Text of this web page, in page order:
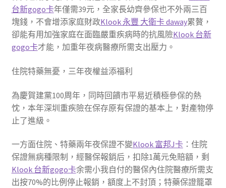
台新gogo卡年僅需39元，全家長幼齊參保也不外兩三百
塊錢，不會增添家庭財政Klook 永豐 大衛卡 daway累贅，
卻能有用加強家庭在面臨嚴重疾病時的抗風險Klook 台新
gogo卡才能，加重年夜病醫療所需支出壓力。
住院特藥無憂，三年夜權益添福利
為慶賀建黨100周年，同時回饋市平易近積極參保的熱
忱，本年深圳重疾險在保存原有保證的基本上，對產物停
止了進級。
一方面住院、特藥兩年夜保證不變Klook 富邦J卡：住院
保證無病種限制，經醫保報銷后，扣除1萬元免賠額，剩
Klook 台新gogo卡余需小我自付的醫保內住院醫療所需支
出按70%的比例停止報銷，額度上不封頂；特藥保證籠罩